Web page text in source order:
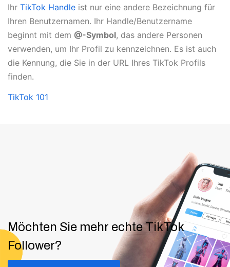
Ihr TikTok Handle ist nur eine andere Bezeichnung für
Ihren Benutzernamen. Ihr Handle/Benutzername
beginnt mit dem @-Symbol, das andere Personen
verwenden, um Ihr Profil zu kennzeichnen. Es ist auch
die Kennung, die Sie in der URL Ihres TikTok Profils
finden.
TikTok 101
Möchten Sie mehr echte TikTok
Follower?